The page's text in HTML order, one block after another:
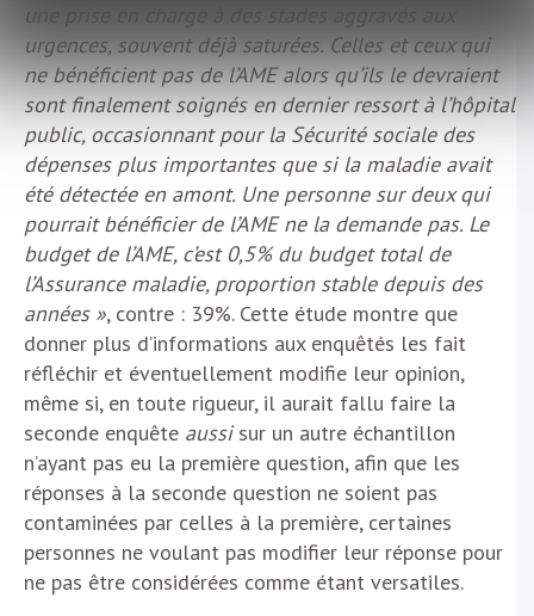
une prise en charge à des stades aggravés aux
urgences, souvent déjà saturées. Celles et ceux qui
ne bénéficient pas de l’AME alors qu’ils le devraient
sont finalement soignés en dernier ressort à l’hôpital
public, occasionnant pour la Sécurité sociale des
dépenses plus importantes que si la maladie avait
été détectée en amont. Une personne sur deux qui
pourrait bénéficier de l’AME ne la demande pas. Le
budget de l’AME, c’est 0,5% du budget total de
l’Assurance maladie, proportion stable depuis des
années », contre : 39%. Cette étude montre que
donner plus d’informations aux enquêtés les fait
réfléchir et éventuellement modifie leur opinion,
même si, en toute rigueur, il aurait fallu faire la
seconde enquête aussisur un autre échantillon
n’ayant pas eu la première question, afin que les
réponses à la seconde question ne soient pas
contaminées par celles à la première, certaines
personnes ne voulant pas modifier leur réponse pour
ne pas être considérées comme étant versatiles.